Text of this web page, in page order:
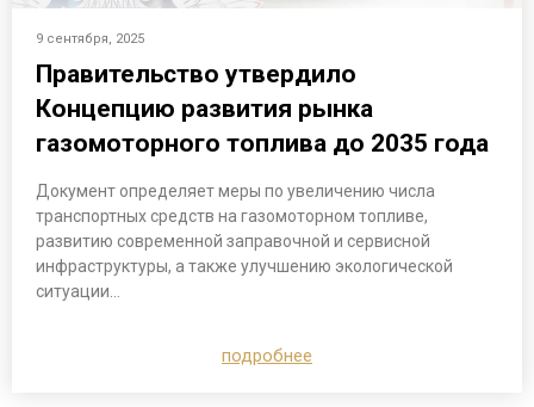
9 сентября, 2025
Правительство утвердило
Концепцию развития рынка
газомоторного топлива до 2035 года
Документ определяет меры по увеличению числа
транспортных средств на газомоторном топливе,
развитию современной заправочной и сервисной
инфраструктуры, а также улучшению экологической
ситуации…
подробнее